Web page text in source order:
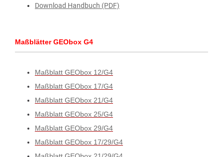
Download Handbuch (PDF)
Maßblätter GEObox G4
Maßblatt GEObox 12/G4
Maßblatt GEObox 17/G4
Maßblatt GEObox 21/G4
Maßblatt GEObox 25/G4
Maßblatt GEObox 29/G4
Maßblatt GEObox 17/29/G4